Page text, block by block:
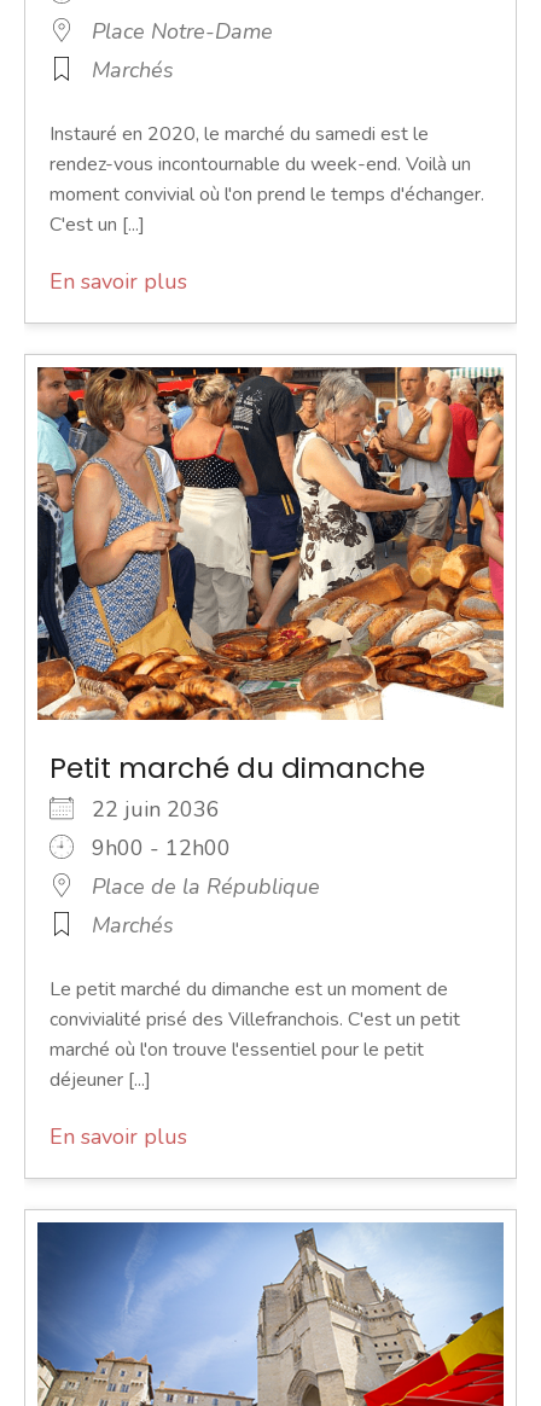
Place Notre-Dame
Marchés
Instauré en 2020, le marché du samedi est le
rendez-vous incontournable du week-end. Voilà un
moment convivial où l'on prend le temps d'échanger.
C'est un [...]
En savoir plus
Petit marché du dimanche
22 juin 2036
9h00 - 12h00
Place de la République
Marchés
Le petit marché du dimanche est un moment de
convivialité prisé des Villefranchois. C'est un petit
marché où l'on trouve l'essentiel pour le petit
déjeuner [...]
En savoir plus